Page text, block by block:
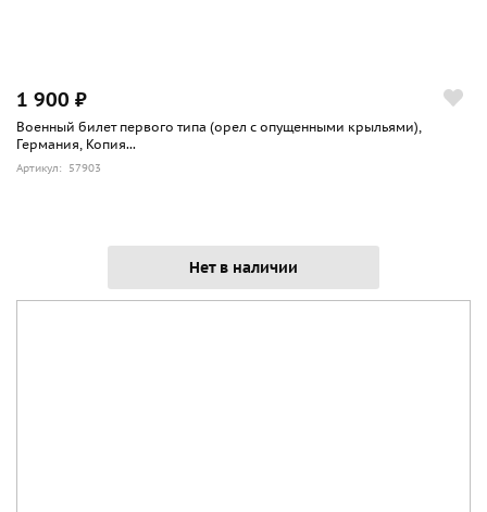
1 900 ₽
Военный билет первого типа (орел с опущенными крыльями),
Германия, Копия...
Артикул: 57903
Нет в наличии